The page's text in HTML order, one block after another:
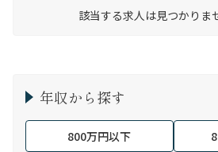
該当する求人は見つかりま
年収から探す
800万円以下